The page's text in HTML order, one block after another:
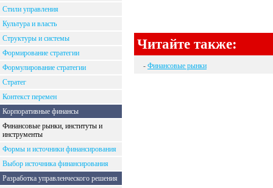
Стили управления
Культура и власть
Структуры и системы
Формирование стратегии
Формулирование стратегии
Стратег
Контекст перемен
Корпоративные финансы
Финансовые рынки, институты и
инструменты
Формы и источники финансирования
Выбор источника финансирования
Разработка управленческого решения
Читайте также:
- Финансовые рынки